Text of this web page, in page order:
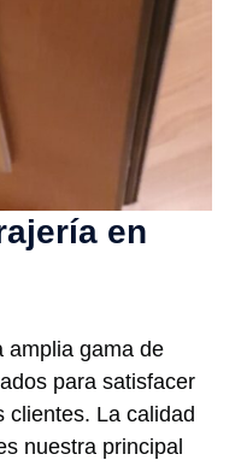
en
amplia gama de
para satisfacer
clientes. La calidad
nuestra principal